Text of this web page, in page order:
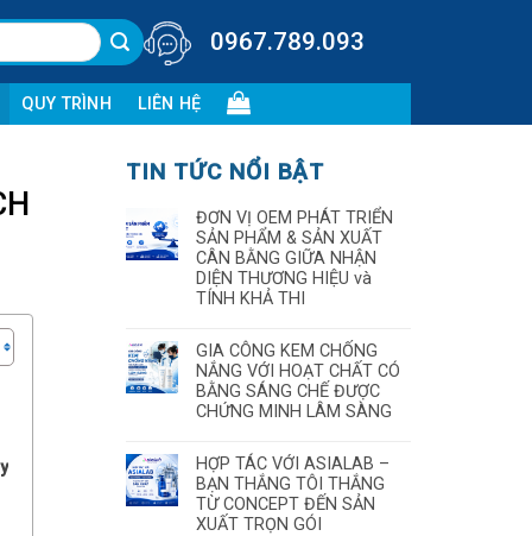
0967.789.093
QUY TRÌNH LIÊN HỆ
TIN TỨC NỔI BẬT
ĐƠN VỊ OEM PHÁT TRIỂN
SẢN PHẨM & SẢN XUẤT
CÂN BẰNG GIỮA NHẬN
DIỆN THƯƠNG HIỆU và
TÍNH KHẢ THI
GIA CÔNG KEM CHỐNG
NẮNG VỚI HOẠT CHẤT CÓ
BẰNG SÁNG CHẾ ĐƯỢC
CHỨNG MINH LÂM SÀNG
HỢP TÁC VỚI ASIALAB –
BẠN THẮNG TÔI THẮNG
TỪ CONCEPT ĐẾN SẢN
XUẤT TRỌN GÓI